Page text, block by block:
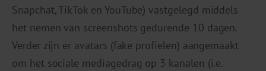
Snapchat, TikTok en YouTube) vastgelegd middels
het nemen van screenshots gedurende 10 dagen.
Verder zijn er avatars (fake profielen) aangemaakt
om het sociale mediagedrag op 3 kanalen (i.e.